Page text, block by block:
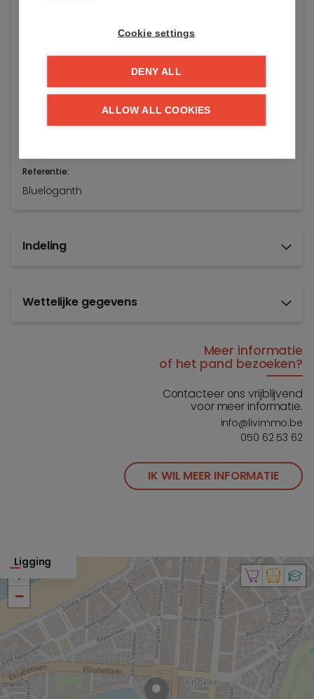
Koningslaan 106/BOX6
Knokke-Heist
Bouwjaar:
Referentie:
Blueloganth
Indeling
Wettelijke gegevens
Meer informatie
of het pand bezoeken?
Contacteer ons vrijblijvend
voor meer informatie.
info@livimmo.be
050 62 53 62
IK WIL MEER INFORMATIE
Ligging
+
−
Cookie settings
DENY ALL
ALLOW ALL COOKIES